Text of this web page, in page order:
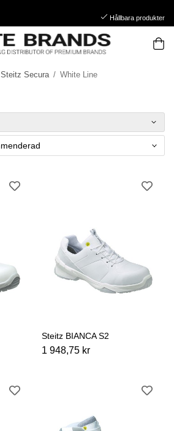
Hållbara produkter
Steitz Secura / White Line
Steitz BIANCA S2
1 948,75 kr